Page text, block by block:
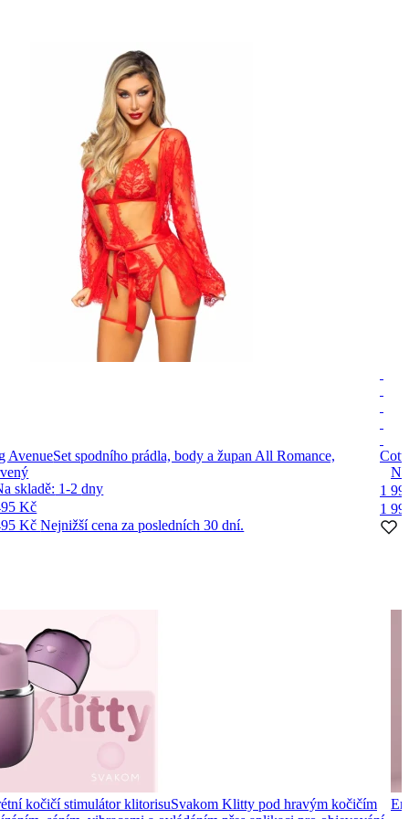
AvenueSet spodního prádla, body a župan All Romance,
skladě: 1-2dny
Kč
KčNejnižší cena za posledních 30 dní.
1
1
kočičí stimulátor klitorisuSvakom Klitty pod hravým kočičím